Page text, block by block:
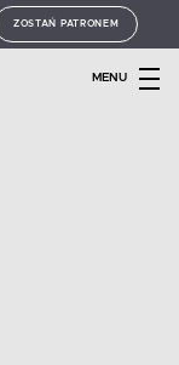
ZOSTAŃ PATRONEM
MENU